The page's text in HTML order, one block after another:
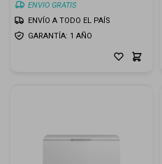
ENVIO GRATIS
GARANTÍA: 1 AÑO
ENVÍO A TODO EL PAÍS